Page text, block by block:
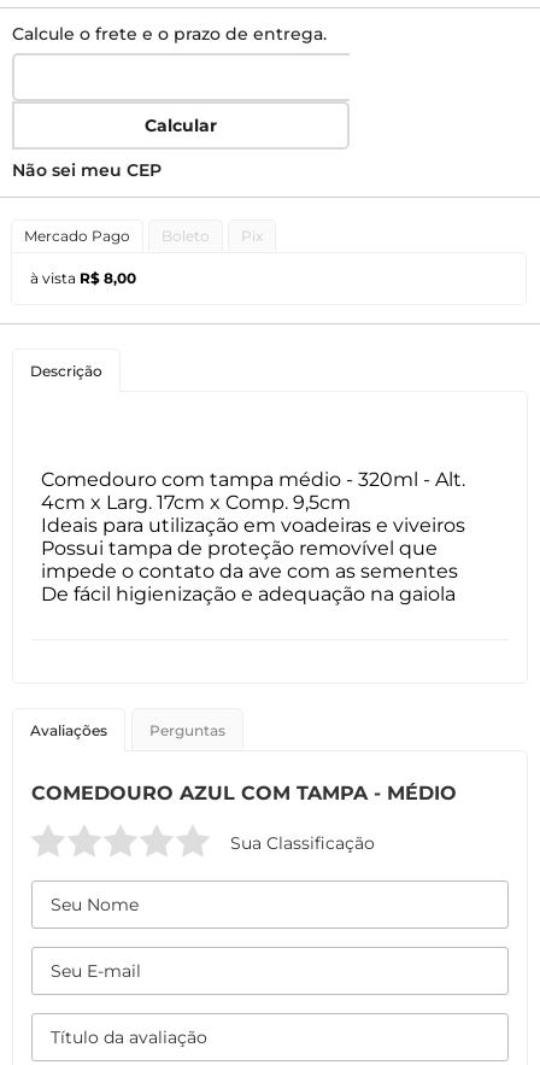
Calcule o frete e o prazo de entrega.
Calcular
Não sei meu CEP
Mercado Pago Boleto Pix
à vista R$ 8,00
Descrição
Comedouro com tampa médio - 320ml - Alt.
4cm x Larg. 17cm x Comp. 9,5cm
Ideais para utilização em voadeiras e viveiros
Possui tampa de proteção removível que
impede o contato da ave com as sementes
De fácil higienização e adequação na gaiola
Avaliações Perguntas
COMEDOURO AZUL COM TAMPA - MÉDIO
Sua Classificação